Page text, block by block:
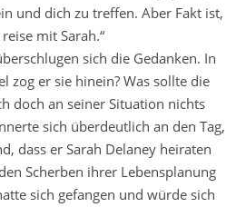
und dich zu treffen. Aber Fakt ist,
mit Sarah.“
sich die Gedanken. In
zog er sie hinein? Was sollte die
doch an seiner Situation nichts
sich überdeutlich an den Tag,
dass er Sarah Delaney heiraten
Scherben ihrer Lebensplanung
sich gefangen und würde sich